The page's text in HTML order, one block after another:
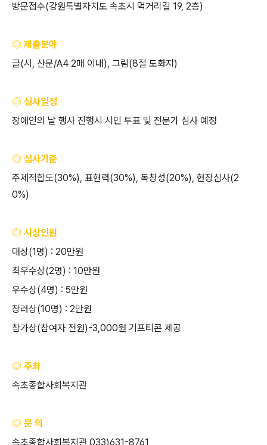
방문접수(강원특별자치도 속초시 먹거리길 19, 2층)
◎ 제출분야
글(시 , 산문/A4 2매 이내), 그림(8절 도화지 )
◎ 심사일정
장애인의 날 행사 진행시 시민 투표 및 전문가 심사 예정
◎ 심사기준
주제적합도(30%), 표현력(30%), 독창성(20%), 현장심사(2
0%)
◎ 시상인원
대상(1명) : 20만원
최우수상(2명) : 10만원
우수상(4명) : 5만원
장려상(10명) : 2만원
참가상(참여자 전원)-3,000원 기프티콘 제공
◎ 주최
속초종합사회복지관
◎ 문 의
속초종합사회복지관 033)631-8761